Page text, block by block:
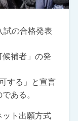
の合格発表
補者」の発
する」と宣言
ある。
ト出願方式